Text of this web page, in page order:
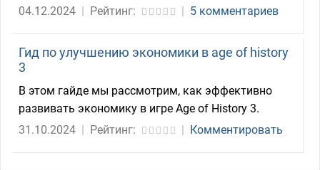
04.12.2024 | Рейтинг: | 5 комментариев
Гид по улучшению экономики в age of history
3
В этом гайде мы рассмотрим, как эффективно
развивать экономику в игре Age of History 3.
31.10.2024 | Рейтинг: | Комментировать